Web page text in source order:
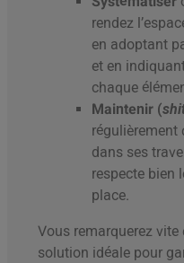
rendez
en adoptant
et en
chaque
Maintenir (
régulièrement
dans ses
respecte bien
place.
Vous remarquerez
solution idéale pour